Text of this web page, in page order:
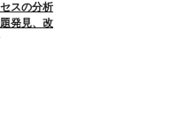
スの分析
発見、改